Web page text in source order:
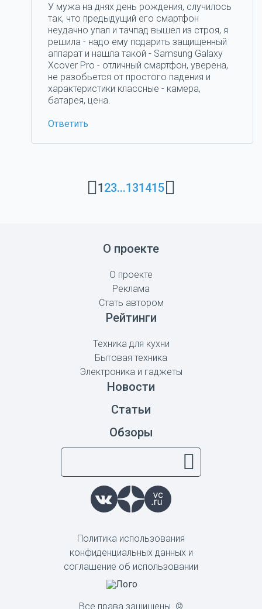
У мужа на днях день рождения, случилось
так, что предыдущий его смартфон
неудачно упал и тачпад вышел из строя, я
решила - надо ему подарить защищенный
аппарат и нашла такой - Samsung Galaxy
Xcover Pro - отличный смартфон, уверена,
не разобьется от простого падения и
характеристики классные - камера,
батарея, цена.
Ответить
123...131415
Все права защищены. ©
О проекте
О проекте
Реклама
Стать автором
Рейтинги
Техника для кухни
Бытовая техника
Электроника и гаджеты
Новости
Статьи
Обзоры
Политика использования
конфиденциальных данных и
соглашение об использовании